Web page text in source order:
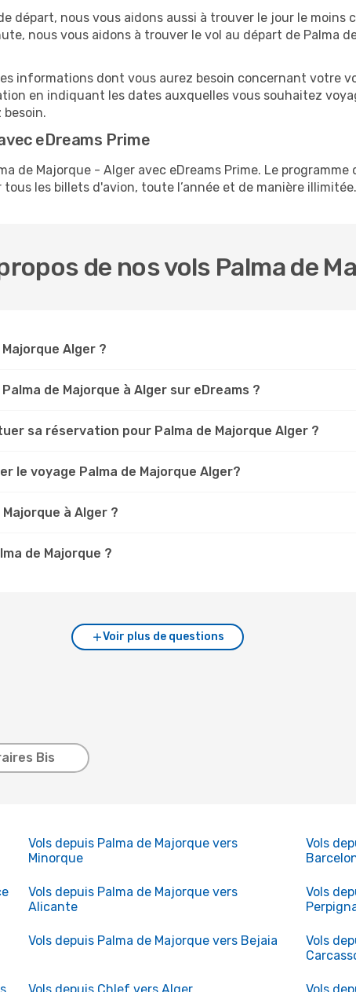
départ, nous vous aidons aussi à trouver le jour le moins
nous vous aidons à trouver le vol au départ de Palma
informations dont vous aurez besoin concernant votre
en indiquant les dates auxquelles vous souhaitez
eDreams Prime
de Majorque - Alger avec eDreams Prime. Le
les billets d'avion, toute l’année et de manière
de nos vols Palma de
Alger ?
de Majorque à Alger sur eDreams ?
sa réservation pour Palma de Majorque Alger ?
le voyage Palma de Majorque Alger?
à Alger ?
de Majorque ?
Voir plus de questions
Bis
Vols depuis Palma de Majorque vers
Minorque
Vols
Vols depuis Palma de Majorque vers
Alicante
Vols
Vols depuis Palma de Majorque vers Bejaia
Vols